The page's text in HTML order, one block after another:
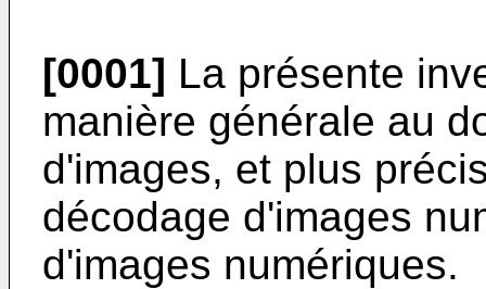
[0001] La présente
manière générale au
d'images, et plus
décodage d'images
d'images numériques.